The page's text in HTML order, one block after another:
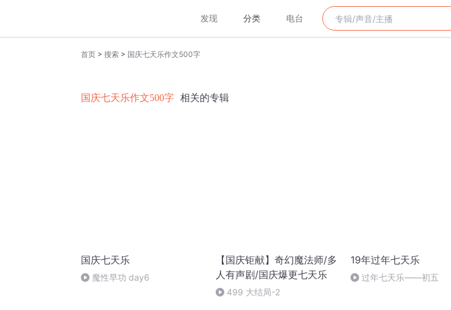
发现 分类 电台
首页 > 搜索 > 国庆七天乐作文500字
国庆七天乐作文500字 相关的专辑
国庆七天乐
魔性早功 day6
【国庆钜献】奇幻魔法师/多
人有声剧/国庆爆更七天乐
499 大结局-2
19年过年七天乐
过年七天乐——初五